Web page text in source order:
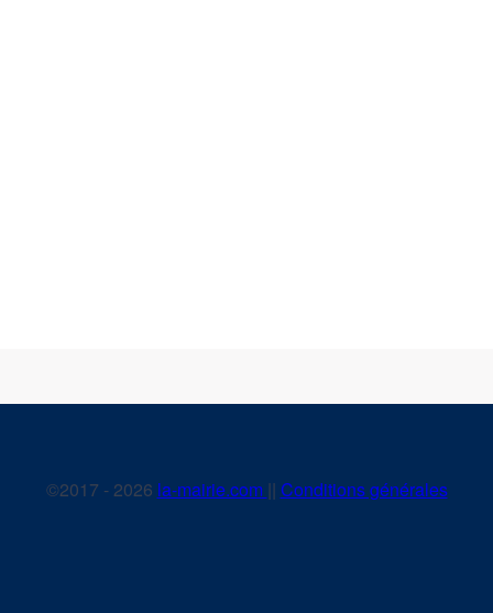
©2017 - 2026 la-mairie.com || Conditions générales